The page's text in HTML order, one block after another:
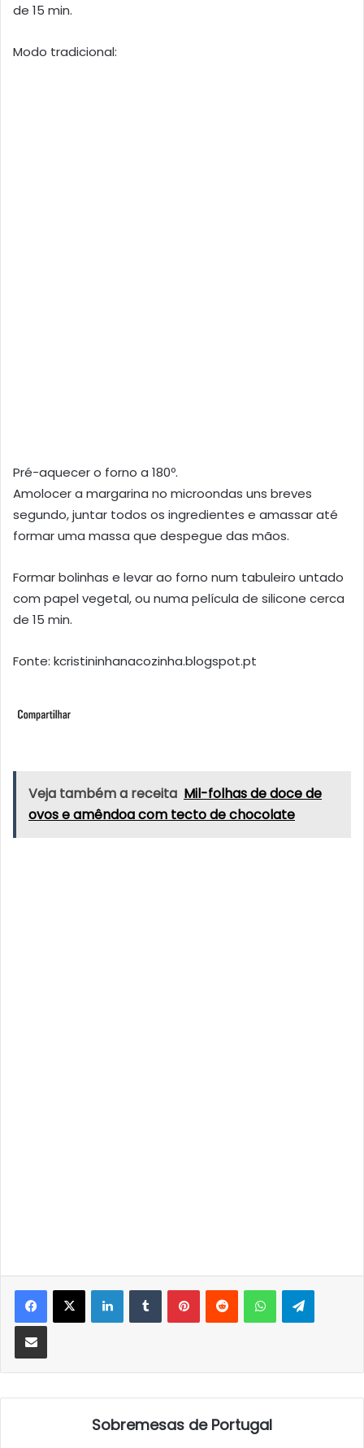
de 15 min.
Modo tradicional:
Pré-aquecer o forno a 180º.
Amolocer a margarina no microondas uns breves
segundo, juntar todos os ingredientes e amassar até
formar uma massa que despegue das mãos.
Formar bolinhas e levar ao forno num tabuleiro untado
com papel vegetal, ou numa película de silicone cerca
de 15 min.
Fonte: kcristininhanacozinha.blogspot.pt
Veja também a receita Mil-folhas de doce de
ovos e amêndoa com tecto de chocolate
LinkedInTumblrPinterestReddit WhatsApp
Partilhar Via Email
Sobremesas de Portugal